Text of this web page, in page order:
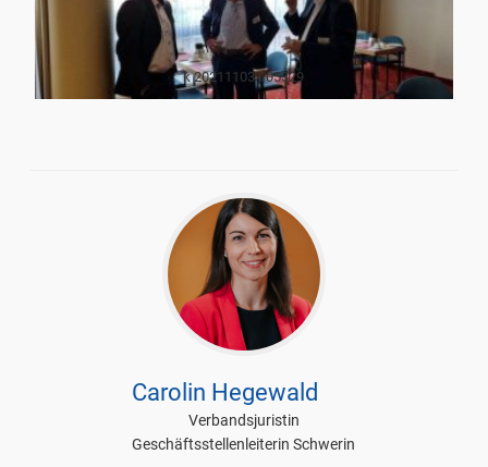
k 20211103 105329
Carolin Hegewald
Verbandsjuristin
Geschäftsstellenleiterin Schwerin